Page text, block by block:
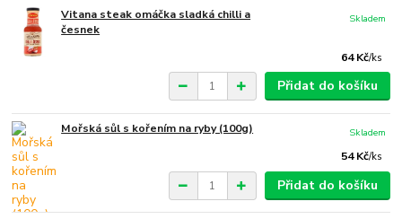
Vitana steak omáčka sladká chilli a
česnek
64 Kč/ks
Skladem
Přidat do košíku
Mořská sůl s kořením na ryby (100g)
54 Kč/ks
Skladem
Přidat do košíku